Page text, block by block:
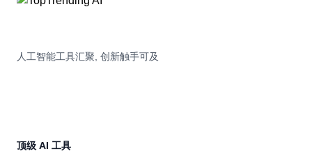
人工智能工具汇聚, 创新触手可及
顶级 AI 工具